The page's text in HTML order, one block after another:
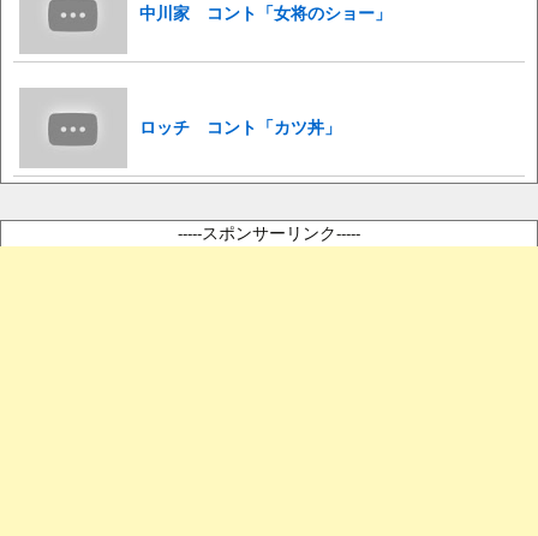
中川家 コント「女将のショー」
ロッチ コント「カツ丼」
-----スポンサーリンク-----